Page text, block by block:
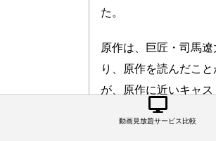
た。
原作は、巨匠・司馬
り、原作を読んだこ
が、原作に近いキャ
動画見放題サービス比較